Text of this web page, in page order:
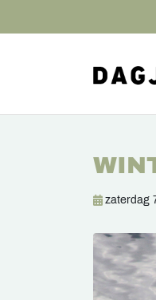
zaterdag